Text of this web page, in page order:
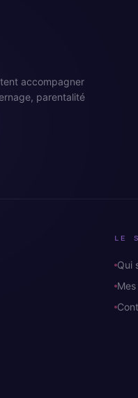
accompagner
parentalité
LE
Qui